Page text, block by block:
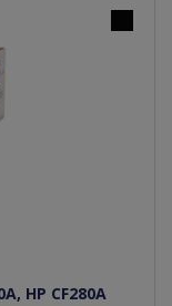
HP CF280A